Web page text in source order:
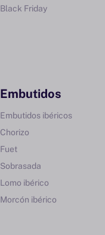
Black Friday
Embutidos
Embutidos ibéricos
Chorizo
Fuet
Sobrasada
Lomo ibérico
Morcón ibérico